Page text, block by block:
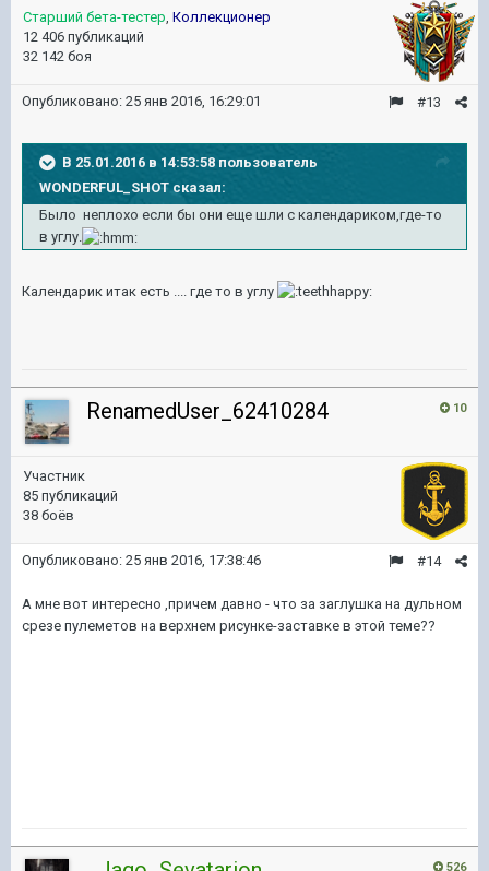
Старший бета-тестер, Коллекционер
12 406 публикаций
32 142 боя
#13
Опубликовано: 25 янв 2016, 16:29:01
В 25.01.2016 в 14:53:58 пользователь
WONDERFUL_SHOT сказал:
Было неплохо если бы они еще шли с календариком,где-то
в углу.
Календарик итак есть .... где то в углу
10
RenamedUser_62410284
Участник
85 публикаций
38 боёв
#14
Опубликовано: 25 янв 2016, 17:38:46
А мне вот интересно ,причем давно - что за заглушка на дульном
срезе пулеметов на верхнем рисунке-заставке в этой теме??
526